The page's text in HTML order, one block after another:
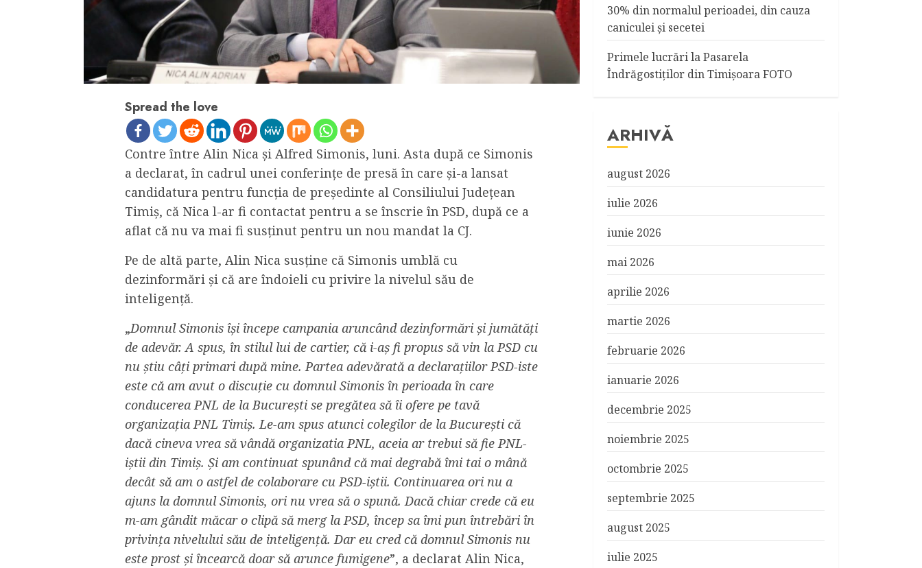
Spread the love
Contre între Alin Nica și Alfred Simonis, luni. Asta după ce Simonis
a declarat, în cadrul unei conferințe de presă în care și-a lansat
candidatura pentru funcția de președinte al Consiliului Județean
Timiș, că Nica l-ar fi contactat pentru a se înscrie în PSD, după ce a
aflat că nu va mai fi susținut pentru un nou mandat la CJ.
Pe de altă parte, Alin Nica susține că Simonis umblă cu
dezinformări și că are îndoieli cu privire la nivelul său de
inteligență.
„Domnul Simonis își începe campania aruncând dezinformări și jumătăți
de adevăr. A spus, în stilul lui de cartier, că i-aș fi propus să vin la PSD cu
nu știu câți primari după mine. Partea adevărată a declarațiilor PSD-iste
este că am avut o discuție cu domnul Simonis în perioada în care
conducerea PNL de la București se pregătea să îi ofere pe tavă
organizația PNL Timiș. Le-am spus atunci colegilor de la București că
dacă cineva vrea să vândă organizatia PNL, aceia ar trebui să fie PNL-
iștii din Timiș. Și am continuat spunând că mai degrabă îmi tai o mână
decât să am o astfel de colaborare cu PSD-iștii. Continuarea ori nu a
ajuns la domnul Simonis, ori nu vrea să o spună. Dacă chiar crede că eu
m-am gândit măcar o clipă să merg la PSD, încep sa îmi pun întrebări în
privința nivelului său de inteligență. Dar eu cred că domnul Simonis nu
este prost și încearcă doar să arunce fumigene”, a declarat Alin Nica,
30% din normalul perioadei, din cauza
caniculei şi secetei
Primele lucrări la Pasarela
Îndrăgostiţilor din Timişoara FOTO
ARHIVĂ
august 2026
iulie 2026
iunie 2026
mai 2026
aprilie 2026
martie 2026
februarie 2026
ianuarie 2026
decembrie 2025
noiembrie 2025
octombrie 2025
septembrie 2025
august 2025
iulie 2025